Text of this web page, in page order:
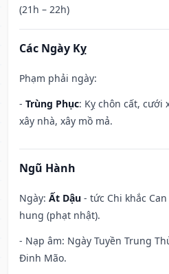
(21h – 22h)
Các Ngày Kỵ
Phạm phải ngày:
- Trùng Phục: Kỵ chôn cất, cưới
xây nhà, xây mồ mả.
Ngũ Hành
Ngày: Ất Dậu - tức Chi khắc
hung (phạt nhật).
- Nạp âm: Ngày Tuyền Trung
Đinh Mão.